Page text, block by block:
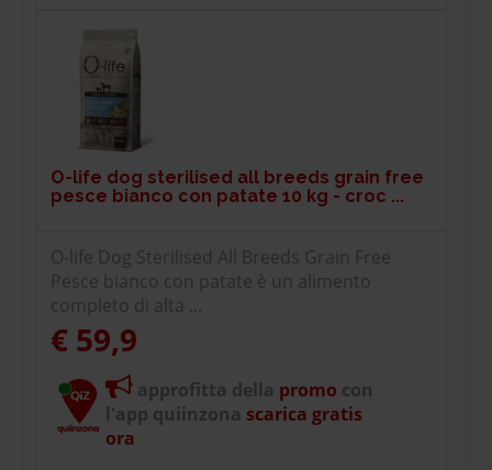
O-life dog sterilised all breeds grain free
pesce bianco con patate 10 kg - croc ...
O-life Dog Sterilised All Breeds Grain Free
Pesce bianco con patate è un alimento
completo di alta ...
€ 59,9
approfitta della promo con
l'app quiinzona scarica gratis
ora